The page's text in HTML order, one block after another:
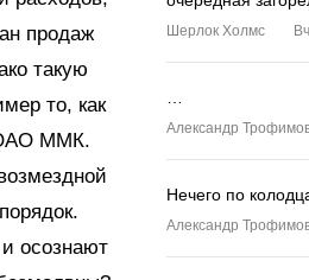
продаж
такую
то, как
ОАО ММК.
осознают
Шерлок Холмс
Александр
Нечего по
Александр